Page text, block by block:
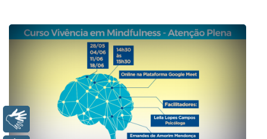
Libras